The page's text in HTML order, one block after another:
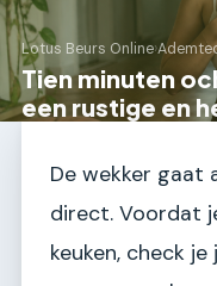
Lotus Beurs Online›
Tien minuten
een rustige en
De wekker gaat
direct. Voordat
keuken, check